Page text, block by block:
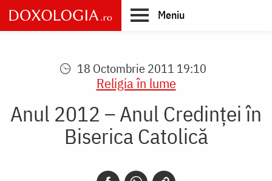
Skip
to
main
Meniu
18 Octombrie 2011 19:10
Religia în lume
Anul 2012 – Anul Credinţei în
Biserica Catolică